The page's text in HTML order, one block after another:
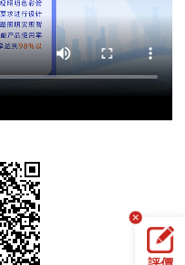
投資項目
諮詢
圖説互動